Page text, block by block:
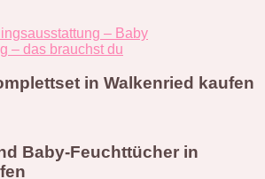
– Baby
– das brauchst du
in Walkenried kaufen
Baby-Feuchttücher in